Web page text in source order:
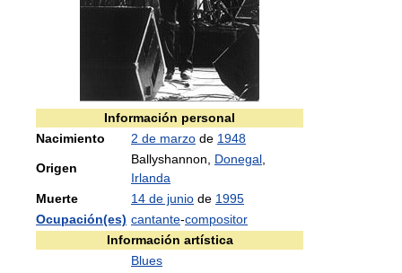
Información personal
Nacimiento
2 de marzo de 1948
Origen
Ballyshannon, Donegal
Irlanda
Muerte
14 de junio de 1995
Ocupación(es) cantante-compositor
Información artística
Blues